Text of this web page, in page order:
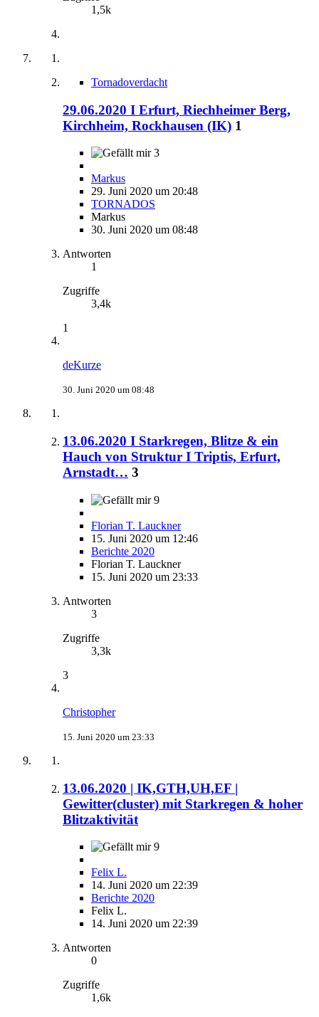
1,5k
Tornadoverdacht
29.06.2020 I Erfurt, Riechheimer Berg,
Kirchheim, Rockhausen (IK) 1
3
Markus
29. Juni 2020 um 20:48
TORNADOS
Markus
30. Juni 2020 um 08:48
Antworten
1
Zugriffe
3,4k
1
deKurze
30. Juni 2020 um 08:48
13.06.2020 I Starkregen, Blitze & ein
Hauch von Struktur I Triptis, Erfurt,
Arnstadt… 3
9
Florian T. Lauckner
15. Juni 2020 um 12:46
Berichte 2020
Florian T. Lauckner
15. Juni 2020 um 23:33
Antworten
3
Zugriffe
3,3k
3
Christopher
15. Juni 2020 um 23:33
13.06.2020 | IK,GTH,UH,EF |
Gewitter(cluster) mit Starkregen & hoher
Blitzaktivität
9
Felix L.
14. Juni 2020 um 22:39
Berichte 2020
Felix L.
14. Juni 2020 um 22:39
Antworten
0
Zugriffe
1,6k